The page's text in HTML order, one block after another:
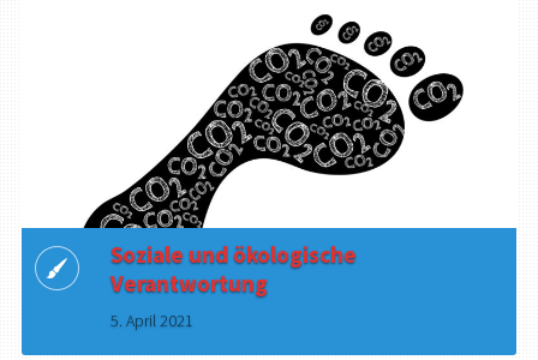
Soziale und ökologische
Verantwortung
5. April 2021